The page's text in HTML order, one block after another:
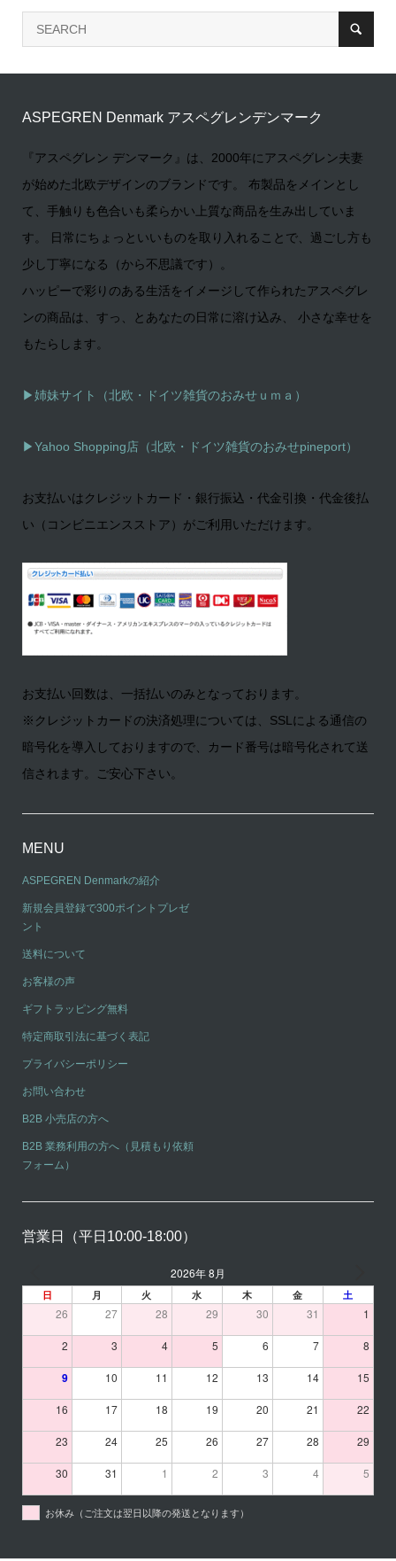
ASPEGREN Denmark アスペグレンデンマーク
『アスペグレン デンマーク』は、2000年にアスペグレン夫妻
が始めた北欧デザインのブランドです。 布製品をメインとし
て、手触りも色合いも柔らかい上質な商品を生み出していま
す。 日常にちょっといいものを取り入れることで、過ごし方も
少し丁寧になる（から不思議です）。
ハッピーで彩りのある生活をイメージして作られたアスペグレ
ンの商品は、すっ、とあなたの日常に溶け込み、 小さな幸せを
もたらします。
▶姉妹サイト（北欧・ドイツ雑貨のおみせｕｍａ）
▶Yahoo Shopping店（北欧・ドイツ雑貨のおみせpineport）
お支払いはクレジットカード・銀行振込・代金引換・代金後払
い（コンビニエンスストア）がご利用いただけます。
お支払い回数は、一括払いのみとなっております。
※クレジットカードの決済処理については、SSLによる通信の
暗号化を導入しておりますので、カード番号は暗号化されて送
信されます。ご安心下さい。
MENU
ASPEGREN Denmarkの紹介
新規会員登録で300ポイントプレゼ
ント
送料について
お客様の声
ギフトラッピング無料
特定商取引法に基づく表記
プライバシーポリシー
お問い合わせ
B2B 小売店の方へ
B2B 業務利用の方へ（見積もり依頼
フォーム）
営業日（平日10:00-18:00）
2026年 8月
日 月 火 水 木 金 土
26 27 28 29 30 31 1
2 3 4 5 6 7 8
9 10 11 12 13 14 15
16 17 18 19 20 21 22
23 24 25 26 27 28 29
30 31 1 2 3 4 5
お休み（ご注文は翌日以降の発送となります）